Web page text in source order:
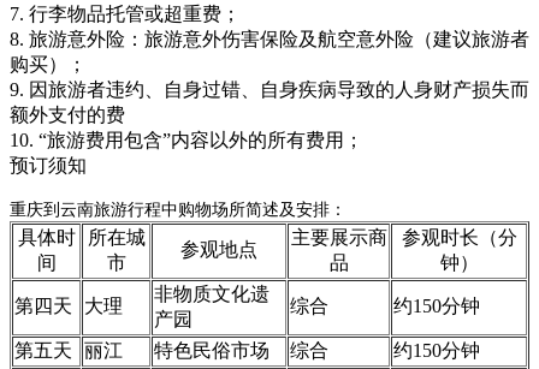
7. 行李物品托管或超重费；
8. 旅游意外险：旅游意外伤害保险及航空意外险（建议旅游者
购买）；
9. 因旅游者违约、自身过错、自身疾病导致的人身财产损失而
额外支付的费
10. “旅游费用包含”内容以外的所有费用；
预订须知
重庆到云南旅游行程中购物场所简述及安排：
具体时
间
所在城
市
参观地点
主要展示商
品
参观时长（分
钟）
第四天 大理
非物质文化遗
产园
综合 约150分钟
第五天 丽江 特色民俗市场 综合
约150分钟